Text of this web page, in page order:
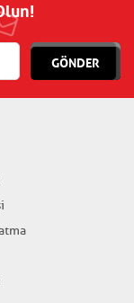
GÖNDER